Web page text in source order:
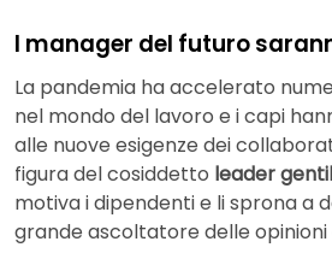
I manager del futuro
La pandemia ha accelerato
nel mondo del lavoro e i capi
alle nuove esigenze dei
figura del cosiddetto leader
motiva i dipendenti e li sprona a
grande ascoltatore delle opinioni